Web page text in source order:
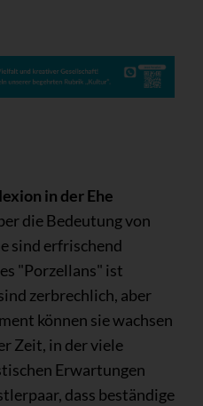
in der Ehe
die Bedeutung von
sind erfrischend
"Porzellans" ist
zerbrechlich, aber
können sie wachsen
Zeit, in der viele
Erwartungen
dass beständige